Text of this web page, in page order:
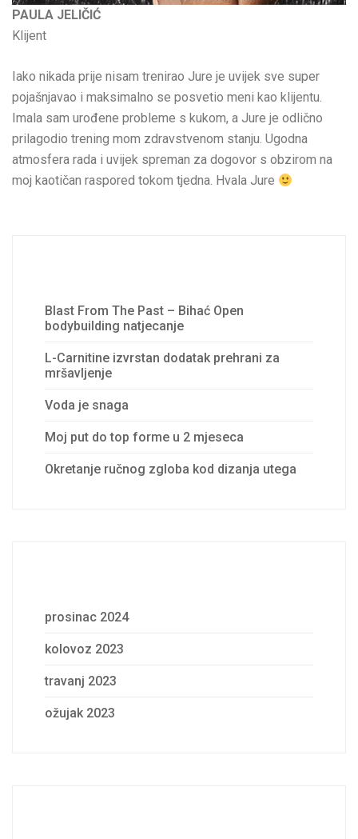
PAULA JELIČIĆ
Klijent
Iako nikada prije nisam trenirao Jure je uvijek sve super
pojašnjavao i maksimalno se posvetio meni kao klijentu.
Imala sam urođene probleme s kukom, a Jure je odlično
prilagodio trening mom zdravstvenom stanju. Ugodna
atmosfera rada i uvijek spreman za dogovor s obzirom na
moj kaotičan raspored tokom tjedna. Hvala Jure
Blast From The Past – Bihać Open
bodybuilding natjecanje
L-Carnitine izvrstan dodatak prehrani za
mršavljenje
Voda je snaga
Moj put do top forme u 2 mjeseca
Okretanje ručnog zgloba kod dizanja utega
prosinac 2024
kolovoz 2023
travanj 2023
ožujak 2023